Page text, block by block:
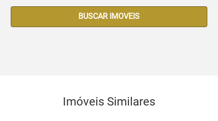
BUSCAR IMOVEIS
Imóveis Similares